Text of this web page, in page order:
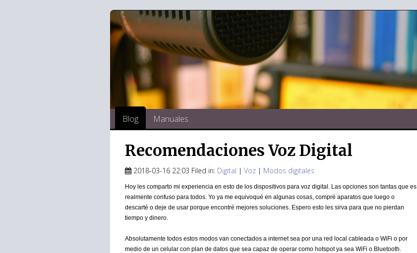
Blog Manuales
Recomendaciones Voz Digital
2018-03-16 22:03 Filed in: Digital | Voz | Modos digitales
Hoy les comparto mi experiencia en esto de los dispositivos para voz digital. Las opciones son tantas que es
realmente confuso para todos. Yo ya me equivoqué en algunas cosas, compré aparatos que luego o
descarté o deje de usar porque encontré mejores soluciones. Espero esto les sirva para que no pierdan
tiempo y dinero.
Absolutamente todos estos modos van conectados a internet sea por una red local cableada o WiFi o por
medio de un celular con plan de datos que sea capaz de operar como hotspot ya sea WiFi o Bluetooth.